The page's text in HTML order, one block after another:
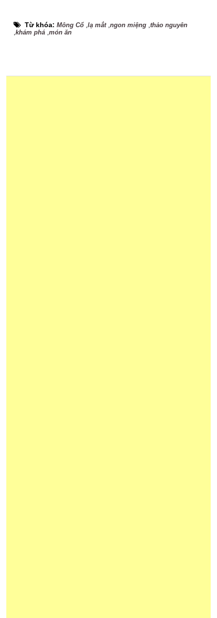
Từ khóa:Mông Cổ ,lạ mắt,ngon miệng ,thảo nguyên
,khám phá ,món ăn